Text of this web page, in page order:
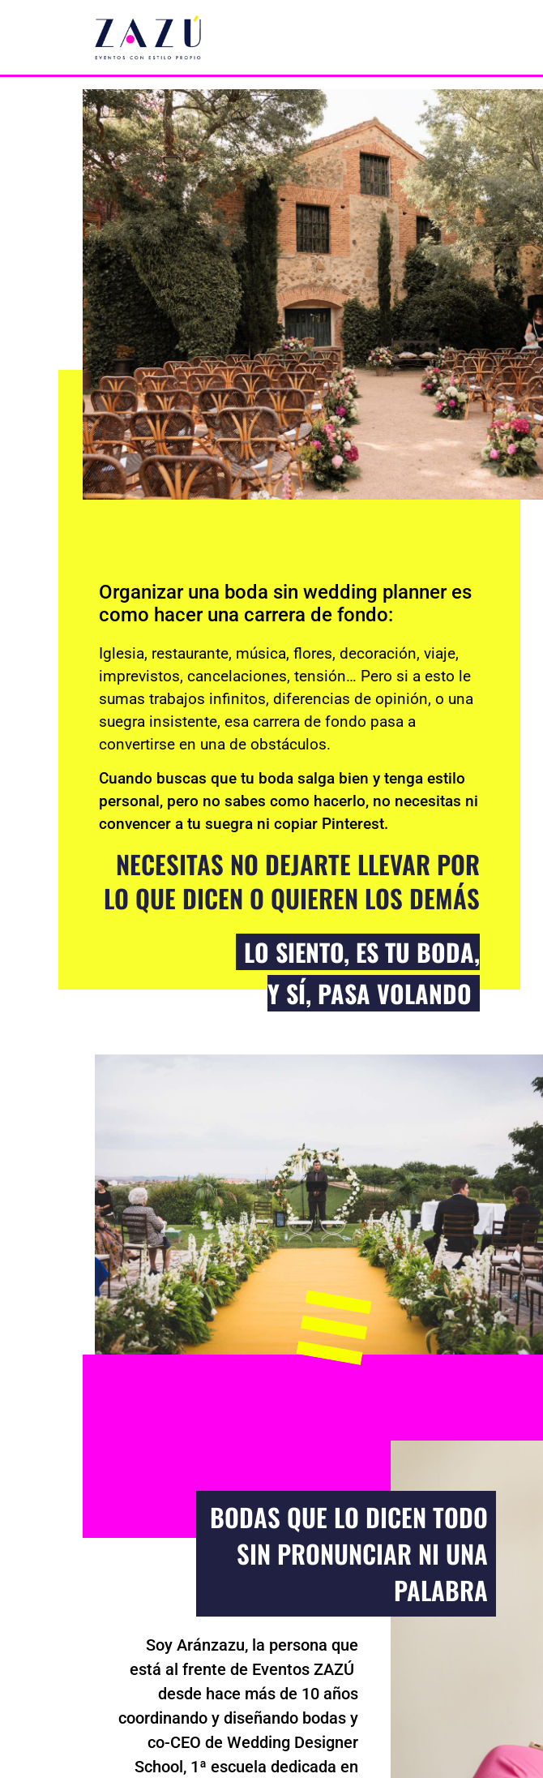
Organizar una boda sin wedding planner es
como hacer una carrera de fondo:
Iglesia, restaurante, música, flores, decoración, viaje,
imprevistos, cancelaciones, tensión… Pero si a esto le
sumas trabajos infinitos, diferencias de opinión, o una
suegra insistente, esa carrera de fondo pasa a
convertirse en una de obstáculos.
Cuando buscas que tu boda salga bien y tenga estilo
personal, pero no sabes como hacerlo, no necesitas ni
convencer a tu suegra ni copiar Pinterest.
NECESITAS NO DEJARTE LLEVAR POR
LO QUE DICEN O QUIEREN LOS DEMÁS
LO SIENTO, ES TU BODA,
Y SÍ, PASA VOLANDO
BODAS QUE LO DICEN TODO
SIN PRONUNCIAR NI UNA
PALABRA
Soy Aránzazu, la persona que
está al frente de Eventos ZAZÚ
desde hace más de 10 años
coordinando y diseñando bodas y
co-CEO de Wedding Designer
School, 1ª escuela dedicada en